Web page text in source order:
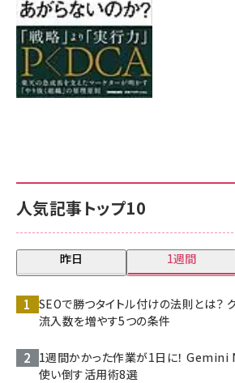
人気記事トップ10
昨日 1週間
SEOで勝つタイトル付けの法則とは？
流入数を増やす5つの条件
1週間かかった作業が1日に！
使い倒す活用術8選